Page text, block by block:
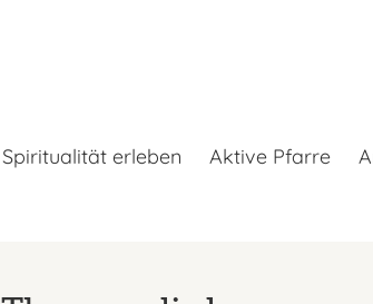
Spiritualität erleben Aktive Pfarre